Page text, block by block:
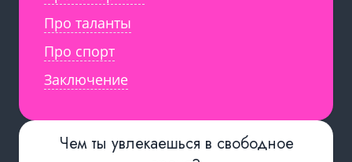
Про таланты
Про спорт
Заключение
Чем ты увлекаешься в свободное